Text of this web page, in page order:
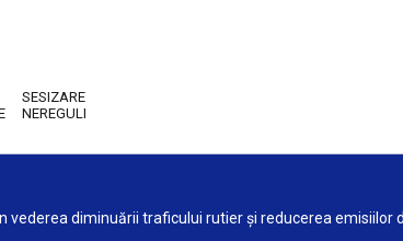
SESIZARE
NEREGULI
diminuării traficului rutier și reducerea emisiilor